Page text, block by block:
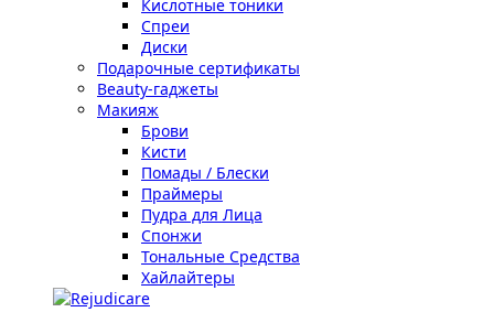
Кислотные тоники
Спреи
Диски
Подарочные сертификаты
Beauty-гаджеты
Макияж
Брови
Кисти
Помады / Блески
Праймеры
Пудра для Лица
Спонжи
Тональные Средства
Хайлайтеры